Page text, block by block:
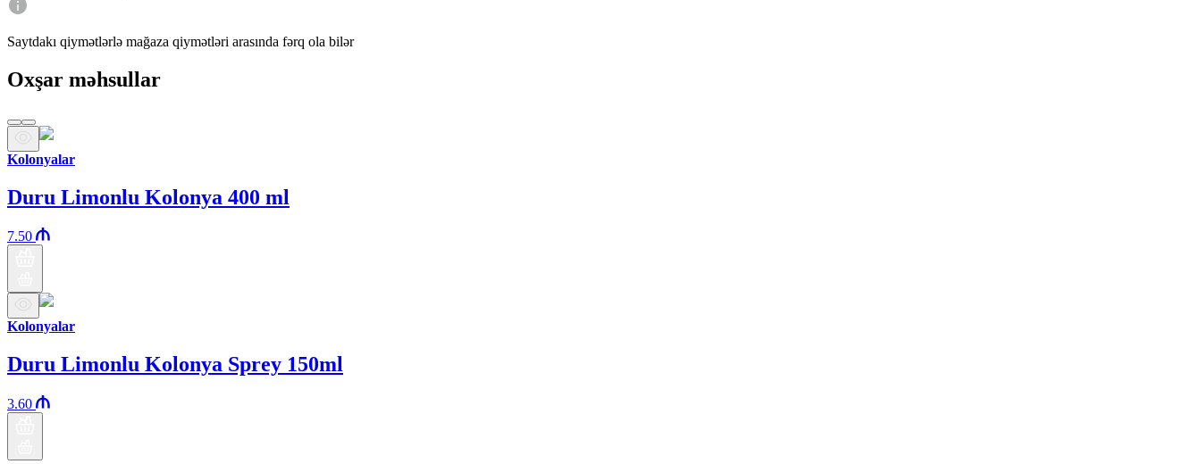
Saytdakı qiymətlərlə mağaza qiymətləri arasında fərq ola bilər
Oxşar məhsullar
Kolonyalar
Duru Limonlu Kolonya 400 ml
7.50
Kolonyalar
Duru Limonlu Kolonya Sprey 150ml
3.60